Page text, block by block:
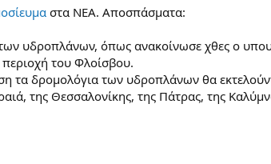
στα ΝΕΑ. Αποσπάσματα:
υδροπλάνων, όπως ανακοίνωσε χθες ο
του Φλοίσβου.
τα δρομολόγια των υδροπλάνων θα
της Θεσσαλονίκης, της Πάτρας, της